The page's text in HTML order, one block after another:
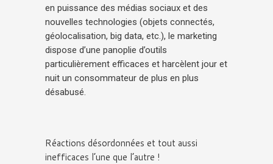
en puissance des médias sociaux et des
nouvelles technologies (objets connectés,
géolocalisation, big data, etc.), le marketing
dispose d’une panoplie d’outils
particulièrement efficaces et harcèlent jour et
nuit un consommateur de plus en plus
désabusé.
Réactions désordonnées et tout aussi
inefficaces l’une que l’autre !